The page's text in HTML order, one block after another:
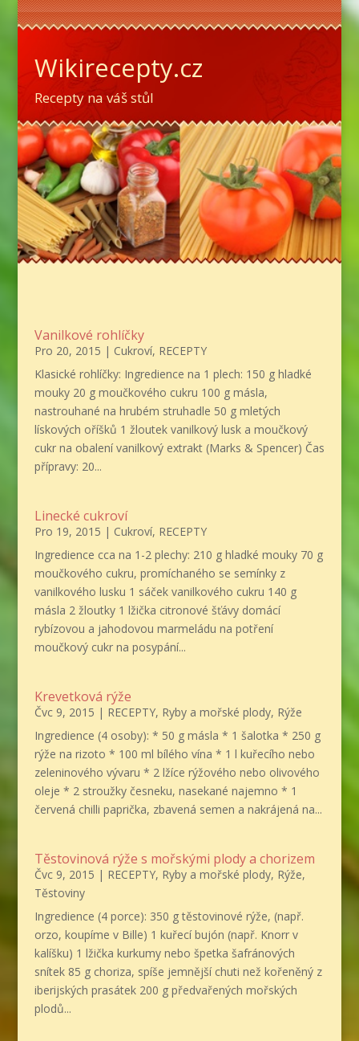
Wikirecepty.cz
Recepty na váš stůl
Vanilkové rohlíčky
Pro 20, 2015 | Cukroví, RECEPTY
Klasické rohlíčky: Ingredience na 1 plech: 150 g hladké
mouky 20 g moučkového cukru 100 g másla,
nastrouhané na hrubém struhadle 50 g mletých
lískových oříšků 1 žloutek vanilkový lusk a moučkový
cukr na obalení vanilkový extrakt (Marks & Spencer) Čas
přípravy: 20...
Linecké cukroví
Pro 19, 2015 | Cukroví, RECEPTY
Ingredience cca na 1-2 plechy: 210 g hladké mouky 70 g
moučkového cukru, promíchaného se semínky z
vanilkového lusku 1 sáček vanilkového cukru 140 g
másla 2 žloutky 1 lžička citronové šťávy domácí
rybízovou a jahodovou marmeládu na potření
moučkový cukr na posypání...
Krevetková rýže
Čvc 9, 2015 | RECEPTY, Ryby a mořské plody, Rýže
Ingredience (4 osoby): * 50 g másla * 1 šalotka * 250 g
rýže na rizoto * 100 ml bílého vína * 1 l kuřecího nebo
zeleninového vývaru * 2 lžíce rýžového nebo olivového
oleje * 2 stroužky česneku, nasekané najemno * 1
červená chilli paprička, zbavená semen a nakrájená na...
Těstovinová rýže s mořskými plody a chorizem
Čvc 9, 2015 | RECEPTY, Ryby a mořské plody, Rýže,
Těstoviny
Ingredience (4 porce): 350 g těstovinové rýže, (např.
orzo, koupíme v Bille) 1 kuřecí bujón (např. Knorr v
kalíšku) 1 lžička kurkumy nebo špetka šafránových
snítek 85 g choriza, spíše jemnější chuti než kořeněný z
iberijských prasátek 200 g předvařených mořských
plodů...